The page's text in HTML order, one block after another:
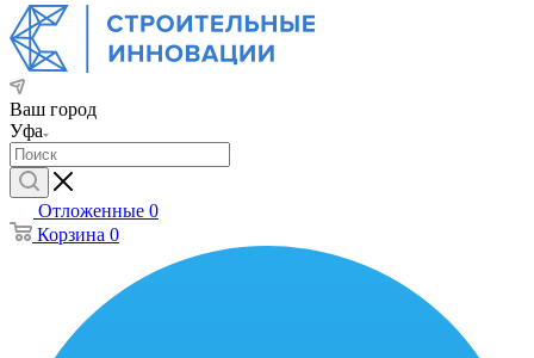
Ваш город
Уфа
Отложенные 0
Корзина 0